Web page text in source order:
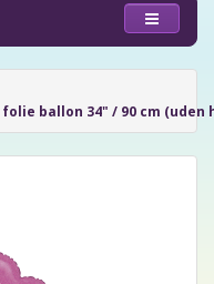
ballon 34" / 90 cm (uden